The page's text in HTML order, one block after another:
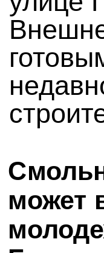
может